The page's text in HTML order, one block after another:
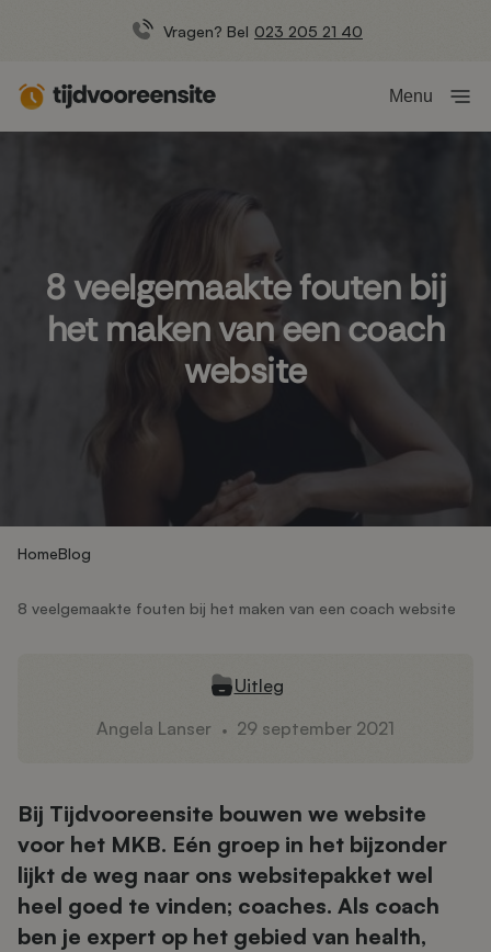
Vragen? Bel 023 205 21 40
Menu
8 veelgemaakte fouten bij
het maken van een coach
website
HomeBlog
8 veelgemaakte fouten bij het maken van een coach website
Uitleg
Angela Lanser
29 september 2021
Bij Tijdvooreensite bouwen we website
voor het MKB. Eén groep in het bijzonder
lijkt de weg naar ons websitepakket wel
heel goed te vinden; coaches. Als coach
ben je expert op het gebied van health,